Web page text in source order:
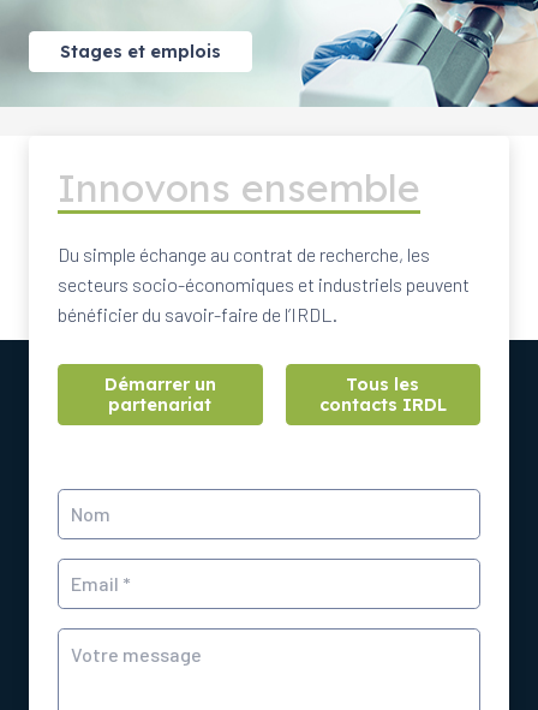
Stages et emplois
Innovons ensemble
Du simple échange au contrat de recherche, les
secteurs socio-économiques et industriels peuvent
bénéficier du savoir-faire de l’IRDL.
Démarrer un
partenariat
Tous les
contacts IRDL